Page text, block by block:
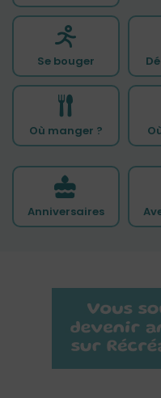
Se bouger
Où manger ?
Anniversaires